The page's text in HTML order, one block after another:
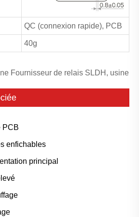
QC (connexion rapide), PCB
40g
Fournisseur de relais SLDH, usine
PCB
enfichables
principal